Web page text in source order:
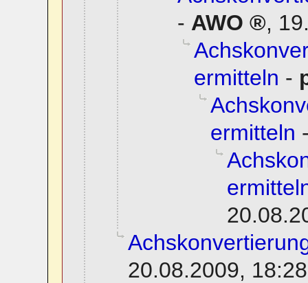
- AWO ,
ermitteln -
ermitteln
20.08.2009, 18:28